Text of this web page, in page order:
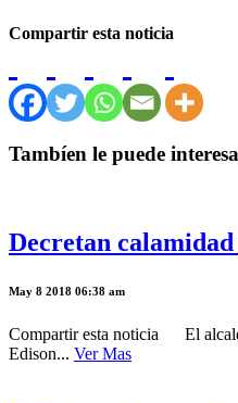
Compartir esta noticia
Tambíen le puede
Decretan
May 8 2018 06:38 am
Compartir esta noticia El
Edison... Ver Mas